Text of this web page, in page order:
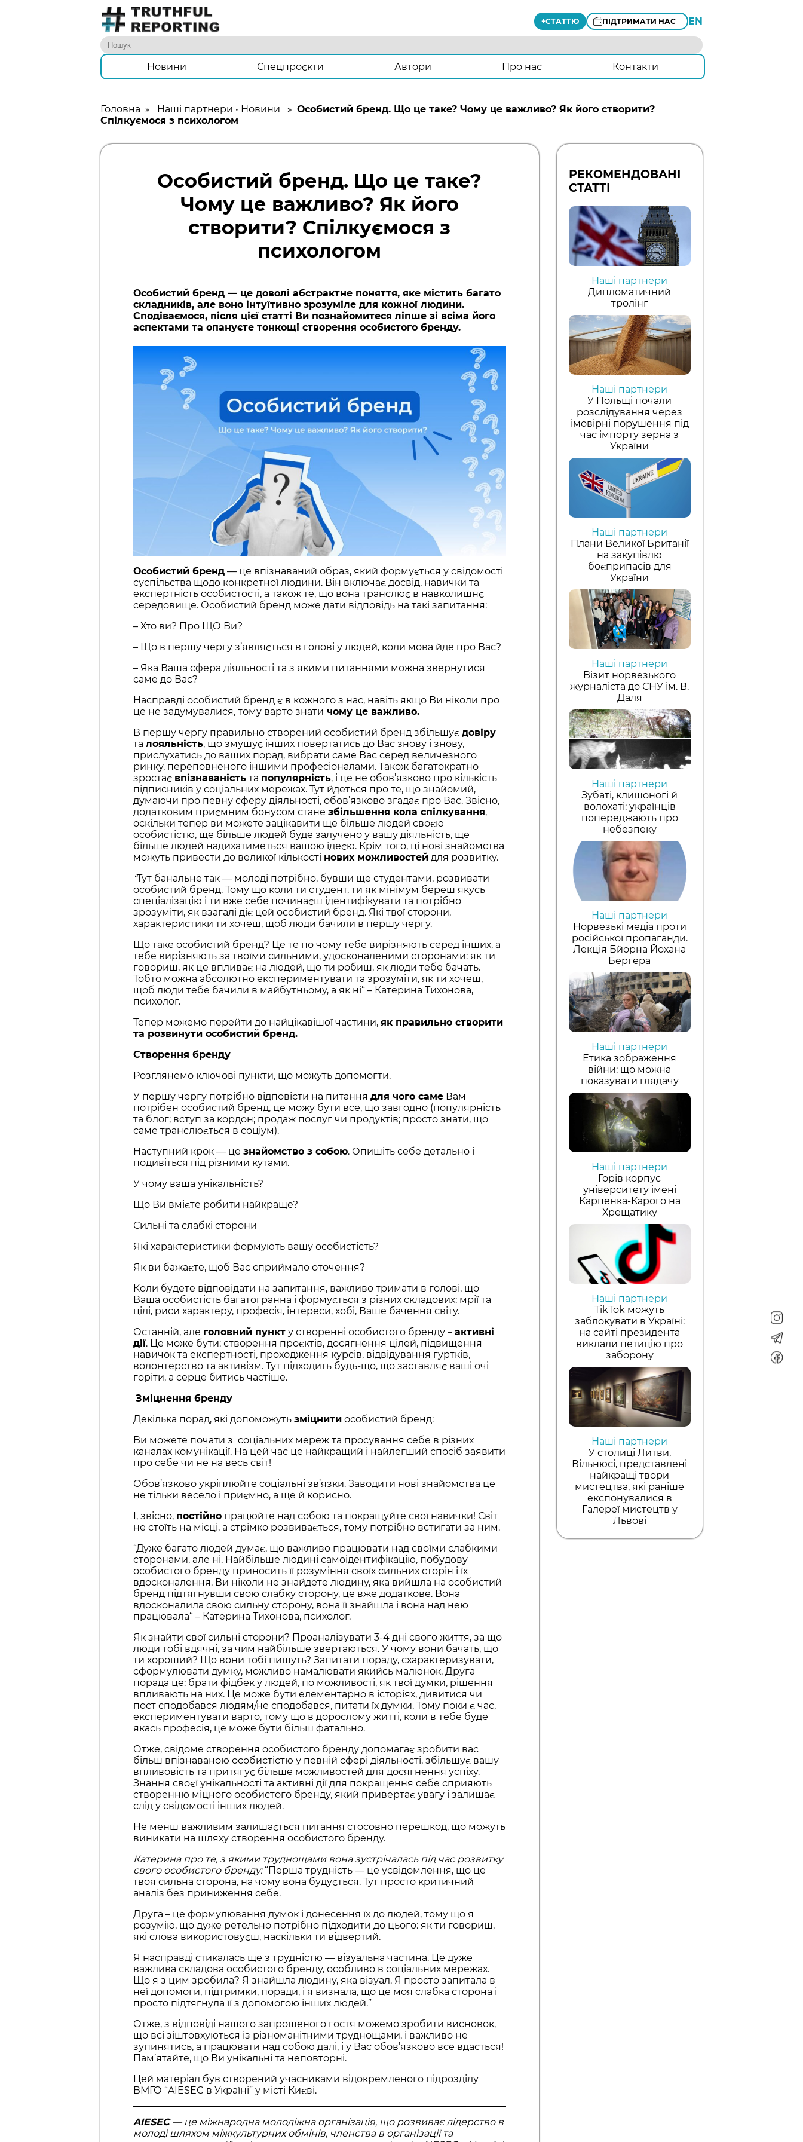
+СТАТТЮ ПІДТРИМАТИ НАС EN
Новини Спецпроєкти Автори Про нас Контакти
Головна » Наші партнери • Новини » Особистий бренд. Що це таке? Чому це важливо? Як його створити?
Спілкуємося з психологом
Особистий бренд. Що це таке?
Чому це важливо? Як його
створити? Спілкуємося з
психологом
Особистий бренд — це доволі абстрактне поняття, яке містить багато
складників, але воно інтуїтивно зрозуміле для кожної людини.
Сподіваємося, після цієї статті Ви познайомитеся ліпше зі всіма його
аспектами та опануєте тонкощі створення особистого бренду.
Особистий бренд— це впізнаваний образ, який формується у свідомості
суспільства щодо конкретної людини. Він включає досвід, навички та
експертність особистості, а також те, що вона транслює в навколишнє
середовище. Особистий бренд може дати відповідь на такі запитання:
– Хто ви? Про ЩО Ви?
– Що в першу чергу з’являється в голові у людей, коли мова йде про Вас?
– Яка Ваша сфера діяльності та з якими питаннями можна звернутися
саме до Вас?
Насправді особистий бренд є в кожного з нас, навіть якщо Ви ніколи про
це не задумувалися, тому варто знати чому це важливо.
В першу чергу правильно створений особистий бренд збільшує довіру
та лояльність, що змушує інших повертатись до Вас знову і знову,
прислухатись до ваших порад, вибрати саме Вас серед величезного
ринку, переповненого іншими професіоналами. Також багатократно
зростає впізнаваністьта популярність, і це не обов’язково про кількість
підписників у соціальних мережах. Тут йдеться про те, що знайомий,
думаючи про певну сферу діяльності, обов’язково згадає про Вас. Звісно,
додатковим приємним бонусом стане збільшення кола спілкування,
оскільки тепер ви можете зацікавити ще більше людей своєю
особистістю, ще більше людей буде залучено у вашу діяльність, ще
більше людей надихатиметься вашою ідеєю. Крім того, ці нові знайомства
можуть привести до великої кількості нових можливостейдля розвитку.
“Тут банальне так — молоді потрібно, бувши ще студентами, розвивати
особистий бренд. Тому що коли ти студент, ти як мінімум береш якусь
спеціалізацію і ти вже себе починаєш ідентифікувати та потрібно
зрозуміти, як взагалі діє цей особистий бренд. Які твої сторони,
характеристики ти хочеш, щоб люди бачили в першу чергу.
Що таке особистий бренд? Це те по чому тебе вирізняють серед інших, а
тебе вирізняють за твоїми сильними, удосконаленими сторонами: як ти
говориш, як це впливає на людей, що ти робиш, як люди тебе бачать.
Тобто можна абсолютно експериментувати та зрозуміти, як ти хочеш,
щоб люди тебе бачили в майбутньому, а як ні“ – Катерина Тихонова,
психолог.
Тепер можемо перейти до найцікавішої частини, як правильно створити
та розвинути особистий бренд.
Створення бренду
Розглянемо ключові пункти, що можуть допомогти.
У першу чергу потрібно відповісти на питання для чого самеВам
потрібен особистий бренд, це можу бути все, що завгодно (популярність
та блог; вступ за кордон; продаж послуг чи продуктів; просто знати, що
саме транслюється в соціум).
Наступний крок — це знайомство з собою. Опишіть себе детально і
подивіться під різними кутами.
У чому ваша унікальність?
Що Ви вмієте робити найкраще?
Сильні та слабкі сторони
Які характеристики формують вашу особистість?
Як ви бажаєте, щоб Вас сприймало оточення?
Коли будете відповідати на запитання, важливо тримати в голові, що
Ваша особистість багатогранна і формується з різних складових: мрії та
цілі, риси характеру, професія, інтереси, хобі, Ваше бачення світу.
Останній, але головний пункту створенні особистого бренду – активні
дії. Це може бути: створення проєктів, досягнення цілей, підвищення
навичок та експертності, проходження курсів, відвідування гуртків,
волонтерство та активізм. Тут підходить будь-що, що заставляє ваші очі
горіти, а серце битись частіше.
Зміцнення бренду
Декілька порад, які допоможуть зміцнитиособистий бренд:
Ви можете почати з соціальних мереж та просування себе в різних
каналах комунікації. На цей час це найкращий і найлегший спосіб заявити
про себе чи не на весь світ!
Обов’язково укріплюйте соціальні зв’язки. Заводити нові знайомства це
не тільки весело і приємно, а ще й корисно.
І, звісно, постійнопрацюйте над собою та покращуйте свої навички! Світ
не стоїть на місці, а стрімко розвивається, тому потрібно встигати за ним.
“Дуже багато людей думає, що важливо працювати над своїми слабкими
сторонами, але ні. Найбільше людині самоідентифікацію, побудову
особистого бренду приносить її розуміння своїх сильних сторін і їх
вдосконалення. Ви ніколи не знайдете людину, яка вийшла на особистий
бренд підтягнувши свою слабку сторону, це вже додаткове. Вона
вдосконалила свою сильну сторону, вона її знайшла і вона над нею
працювала“ – Катерина Тихонова, психолог.
Як знайти свої сильні сторони? Проаналізувати 3-4 дні свого життя, за що
люди тобі вдячні, за чим найбільше звертаються. У чому вони бачать, що
ти хороший? Що вони тобі пишуть? Запитати пораду, схарактеризувати,
сформулювати думку, можливо намалювати якийсь малюнок. Друга
порада це: брати фідбек у людей, по можливості, як твої думки, рішення
впливають на них. Це може бути елементарно в історіях, дивитися чи
пост сподобався людям/не сподобався, питати їх думки. Тому поки є час,
експериментувати варто, тому що в дорослому житті, коли в тебе буде
якась професія, це може бути більш фатально.
Отже, свідоме створення особистого бренду допомагає зробити вас
більш впізнаваною особистістю у певній сфері діяльності, збільшує вашу
впливовість та притягує більше можливостей для досягнення успіху.
Знання своєї унікальності та активні дії для покращення себе сприяють
створенню міцного особистого бренду, який привертає увагу і залишає
слід у свідомості інших людей.
Не менш важливим залишається питання стосовно перешкод, що можуть
виникати на шляху створення особистого бренду.
Катерина про те, з якими труднощами вона зустрічалась під час розвитку
свого особистого бренду:“Перша трудність — це усвідомлення, що це
твоя сильна сторона, на чому вона будується. Тут просто критичний
аналіз без приниження себе.
Друга – це формулювання думок і донесення їх до людей, тому що я
розумію, що дуже ретельно потрібно підходити до цього: як ти говориш,
які слова використовуєш, наскільки ти відвертий.
Я насправді стикалась ще з трудністю — візуальна частина. Це дуже
важлива складова особистого бренду, особливо в соціальних мережах.
Що я з цим зробила? Я знайшла людину, яка візуал. Я просто запитала в
неї допомоги, підтримки, поради, і я визнала, що це моя слабка сторона і
просто підтягнула її з допомогою інших людей.”
Отже, з відповіді нашого запрошеного гостя можемо зробити висновок,
що всі зіштовхуються із різноманітними труднощами, і важливо не
зупинятись, а працювати над собою далі, і у Вас обов’язково все вдасться!
Пам’ятайте, що Ви унікальні та неповторні.
Цей матеріал був створений учасниками відокремленого підрозділу
ВМГО “AIESEC в Україні” у місті Києві.
AIESEC— це міжнародна молодіжна організація, що розвиває лідерство в
молоді шляхом міжкультурних обмінів, членства в організації та
РЕКОМЕНДОВАНІ
СТАТТІ
Наші партнери
Дипломатичний
тролінг
Наші партнери
У Польщі почали
розслідування через
імовірні порушення під
час імпорту зерна з
України
Наші партнери
Плани Великої Британії
на закупівлю
боєприпасів для
України
Наші партнери
Візит норвезького
журналіста до СНУ ім. В.
Даля
Наші партнери
Зубаті, клишоногі й
волохаті: українців
попереджають про
небезпеку
Наші партнери
Норвезькі медіа проти
російської пропаганди.
Лекція Бйорна Йохана
Бергера
Наші партнери
Етика зображення
війни: що можна
показувати глядачу
Наші партнери
Горів корпус
університету імені
Карпенка-Карого на
Хрещатику
Наші партнери
TikTok можуть
заблокувати в Україні:
на сайті президента
виклали петицію про
заборону
Наші партнери
У столиці Литви,
Вільнюсі, представлені
найкращі твори
мистецтва, які раніше
експонувалися в
Галереї мистецтв у
Львові